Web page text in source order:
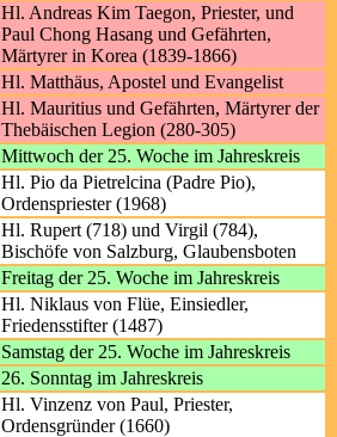
Hl. Andreas Kim Taegon, Priester, und
Paul Chong Hasang und Gefährten,
Märtyrer in Korea (1839-1866)
Hl. Matthäus, Apostel und Evangelist
Hl. Mauritius und Gefährten, Märtyrer der
Thebäischen Legion (280-305)
Mittwoch der 25. Woche im Jahreskreis
Hl. Pio da Pietrelcina (Padre Pio),
Ordenspriester (1968)
Hl. Rupert (718) und Virgil (784),
Bischöfe von Salzburg, Glaubensboten
Freitag der 25. Woche im Jahreskreis
Hl. Niklaus von Flüe, Einsiedler,
Friedensstifter (1487)
Samstag der 25. Woche im Jahreskreis
26. Sonntag im Jahreskreis
Hl. Vinzenz von Paul, Priester,
Ordensgründer (1660)